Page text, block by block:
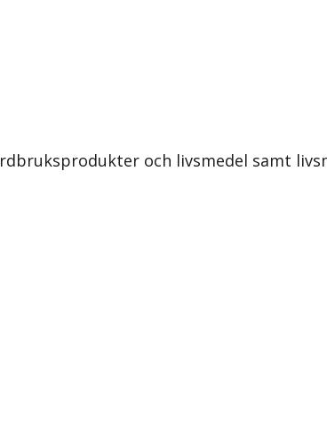
och livsmedel samt